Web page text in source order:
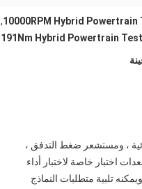
10000RPM Hybrid Powertrain
,
191Nm Hybrid Powertrain
، ومستشعر ضغط التدفق ،
اختبار خاصة لاختبار أداء
تلبية متطلبات النماذج